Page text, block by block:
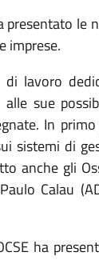
le
imprese.
lavoro
sue
In
sistemi di
anche gli
Calau
ha